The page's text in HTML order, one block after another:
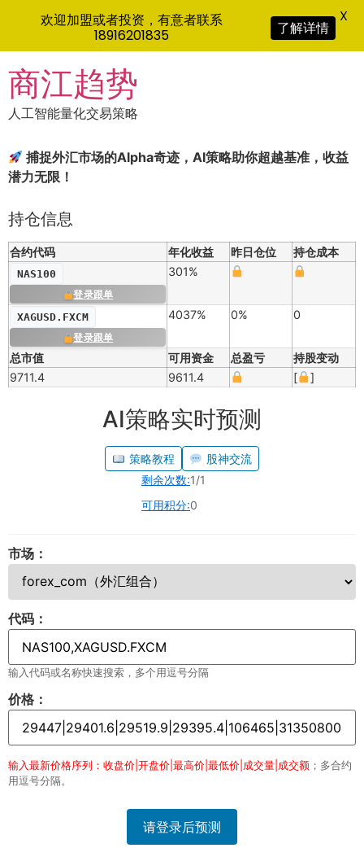
to
content
商江趋势
人工智能量化交易策略
捕捉外汇市场的Alpha奇迹，AI策略助你超越基准，收益
潜力无限！
持仓信息
合约代码 年化收益 昨日仓位 持仓成本
NAS100
登录跟单
301%
XAGUSD.FXCM
登录跟单
4037% 0% 0
总市值 可用资金 总盈亏
持股变动
9711.4
9611.4 [ ]
AI策略实时预测
策略教程
股神交流
剩余次数:1/1
可用积分:0
市场：
代码：
输入代码或名称快速搜索，多个用逗号分隔
价格：
输入最新价格序列：收盘价|开盘价|最高价|最低价|成交量|成交额 ；多合约
用逗号分隔。
请登录后预测
欢迎加盟或者投资，有意者联系
18916201835
了解详情
X